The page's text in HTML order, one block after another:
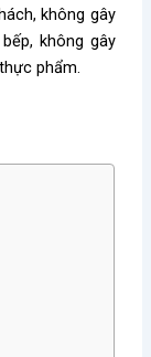
không gây
không gây
phẩm.